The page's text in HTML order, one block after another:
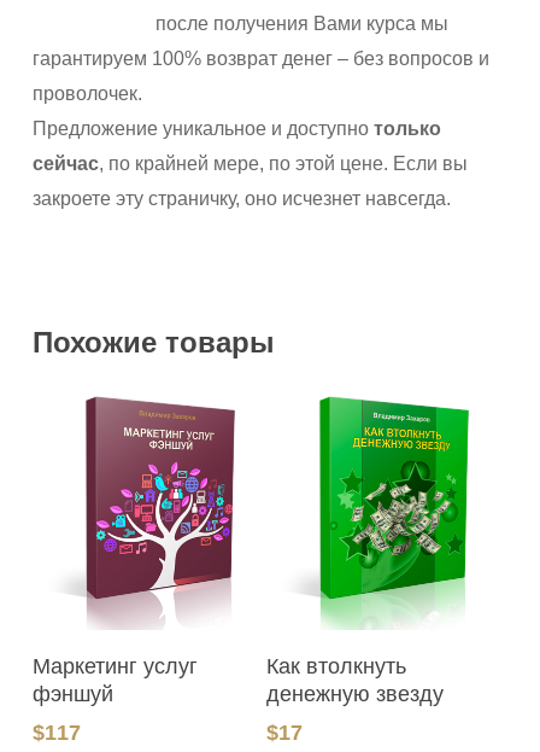
после получения Вами курса мы
гарантируем 100% возврат денег – без вопросов и
проволочек.
Предложение уникальное и доступно только
сейчас, по крайней мере, по этой цене. Если вы
закроете эту страничку, оно исчезнет навсегда.
Похожие товары
Маркетинг услуг
фэншуй
$117
Как втолкнуть
денежную звезду
$17